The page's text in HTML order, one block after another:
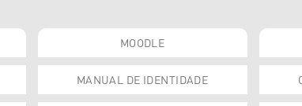
MOODLE
MANUAL DE IDENTIDADE